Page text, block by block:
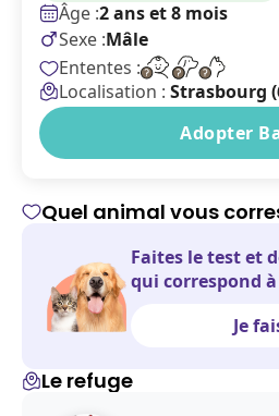
Âge :2 ans et 8 mois
Sexe :Mâle
Ententes :
Localisation : Strasbourg
Adopter
Quel animal vous
Faites le test et
qui correspond
Je
Le refuge